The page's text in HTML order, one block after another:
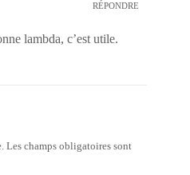
RÉPONDRE
lambda, c’est utile.
Les champs obligatoires sont